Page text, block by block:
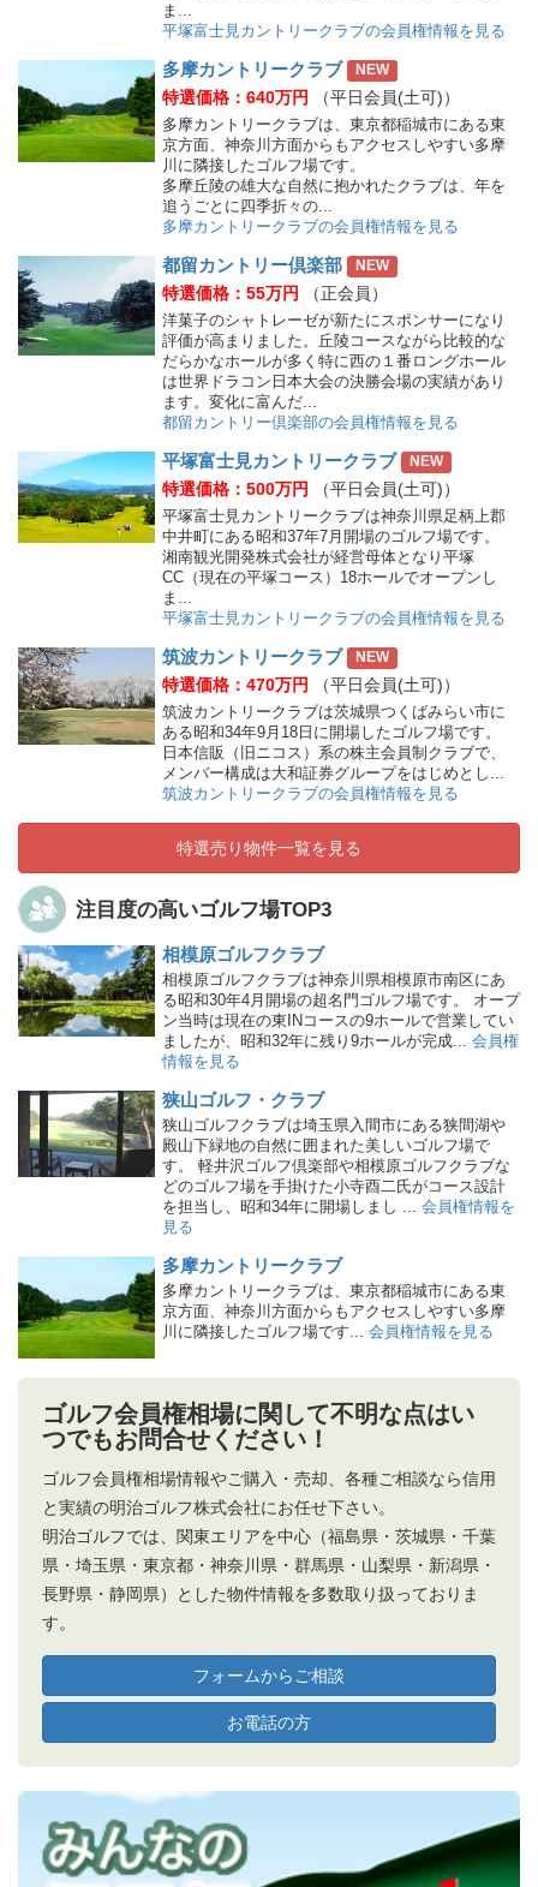
ま...
平塚富士見カントリークラブの会員権情報を見る
多摩カントリークラブ NEW
特選価格：640万円 （平日会員(土可)）
多摩カントリークラブは、東京都稲城市にある東
京方面、神奈川方面からもアクセスしやすい多摩
川に隣接したゴルフ場です。
多摩丘陵の雄大な自然に抱かれたクラブは、年を
追うごとに四季折々の...
多摩カントリークラブの会員権情報を見る
都留カントリー倶楽部 NEW
特選価格：55万円 （正会員）
洋菓子のシャトレーゼが新たにスポンサーになり
評価が高まりました。丘陵コースながら比較的な
だらかなホールが多く特に西の１番ロングホール
は世界ドラコン日本大会の決勝会場の実績があり
ます。変化に富んだ...
都留カントリー倶楽部の会員権情報を見る
平塚富士見カントリークラブ NEW
特選価格：500万円 （平日会員(土可)）
平塚富士見カントリークラブは神奈川県足柄上郡
中井町にある昭和37年7月開場のゴルフ場です。
湘南観光開発株式会社が経営母体となり平塚
CC（現在の平塚コース）18ホールでオープンし
ま...
平塚富士見カントリークラブの会員権情報を見る
筑波カントリークラブ NEW
特選価格：470万円 （平日会員(土可)）
筑波カントリークラブは茨城県つくばみらい市に
ある昭和34年9月18日に開場したゴルフ場です。
日本信販（旧ニコス）系の株主会員制クラブで、
メンバー構成は大和証券グループをはじめとし...
筑波カントリークラブの会員権情報を見る
特選売り物件一覧を見る
注目度の高いゴルフ場TOP3
相模原ゴルフクラブ
相模原ゴルフクラブは神奈川県相模原市南区にあ
る昭和30年4月開場の超名門ゴルフ場です。 オープ
ン当時は現在の東INコースの9ホールで営業してい
ましたが、昭和32年に残り9ホールが完成... 会員権
情報を見る
狭山ゴルフ・クラブ
狭山ゴルフクラブは埼玉県入間市にある狭間湖や
殿山下緑地の自然に囲まれた美しいゴルフ場で
す。 軽井沢ゴルフ倶楽部や相模原ゴルフクラブな
どのゴルフ場を手掛けた小寺酉二氏がコース設計
を担当し、昭和34年に開場しまし ... 会員権情報を
見る
多摩カントリークラブ
多摩カントリークラブは、東京都稲城市にある東
京方面、神奈川方面からもアクセスしやすい多摩
川に隣接したゴルフ場です... 会員権情報を見る
ゴルフ会員権相場に関して不明な点はい
つでもお問合せください！
ゴルフ会員権相場情報やご購入・売却、各種ご相談なら信用
と実績の明治ゴルフ株式会社にお任せ下さい。
明治ゴルフでは、関東エリアを中心（福島県・茨城県・千葉
県・埼玉県・東京都・神奈川県・群馬県・山梨県・新潟県・
長野県・静岡県）とした物件情報を多数取り扱っておりま
す。
フォームからご相談
お電話の方